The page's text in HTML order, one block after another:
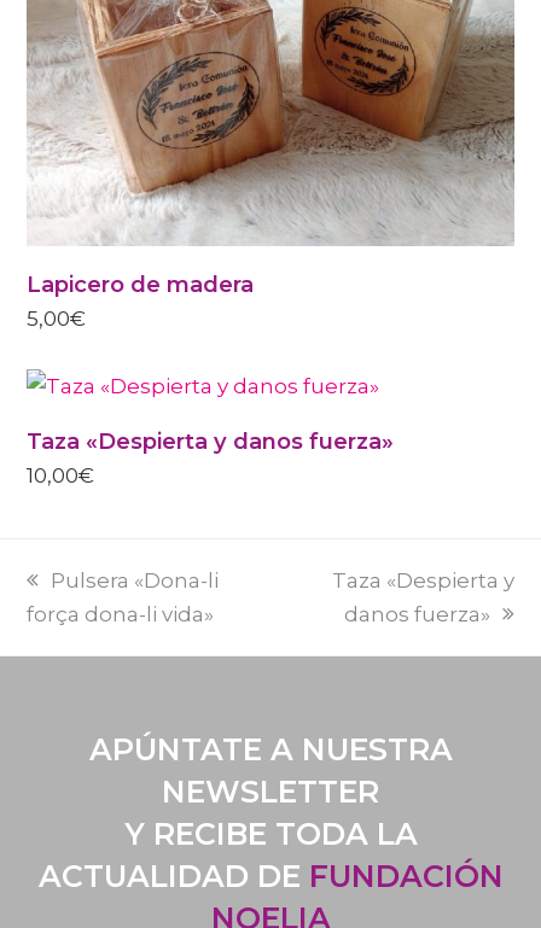
Lapicero de madera
5,00€
Taza «Despierta y danos fuerza»
10,00€
POST:
Pulsera «Dona-li
força dona-li vida»
POST:
Taza «Despierta y
danos fuerza»
APÚNTATE A NUESTRA
NEWSLETTER
Y RECIBE TODA LA
ACTUALIDAD DE FUNDACIÓN
NOELIA